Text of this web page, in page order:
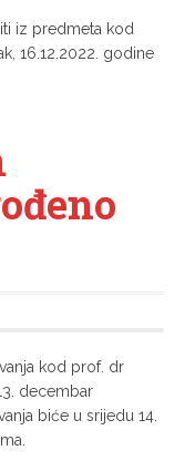
iz predmeta kod
16.12.2022. godine
kod prof. dr
decembar
biće u srijedu 14.